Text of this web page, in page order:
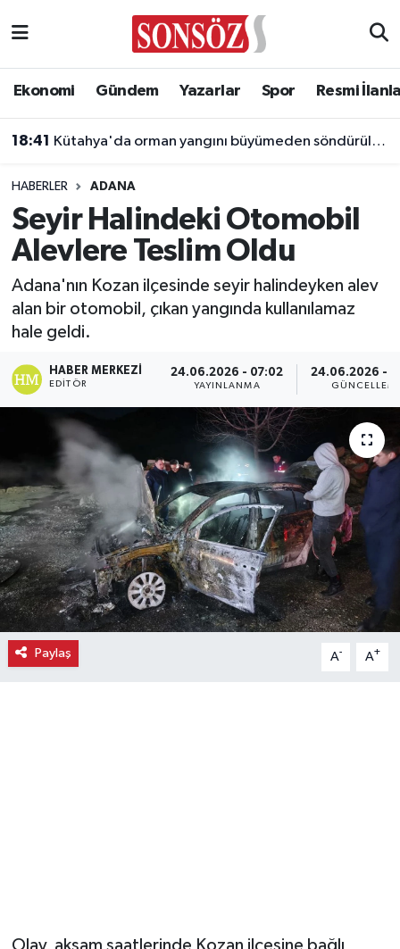
Ekonomi Gündem Yazarlar Spor Resmi
18:41 Kütahya'da orman yangını büyümeden söndürüldü
HABERLER ADANA
Seyir Halindeki Otomobil
Alevlere Teslim Oldu
Adana'nın Kozan ilçesinde seyir halindeyken alev
alan bir otomobil, çıkan yangında kullanılamaz
hale geldi.
HABER MERKEZI
EDITÖR
24.06.2026 - 07:02
YAYINLANMA
24.06.2026 -
Paylaş A- A+
Olay, akşam saatlerinde Kozan ilçesine bağlı
Asayiş
Biyografi
Çevre
Diğer
Dünya
Eğitim
Ekonomi
Eleman
Emlak
Gündem
Gurme
Haber
Ankara Nöbetçi Eczaneler
Ankara Trafik Yoğunluk Haritası
Süper Lig Puan Durumu ve Fikstür
Tüm Manşetler
Son Dakika Haberleri
Haber Arşivi